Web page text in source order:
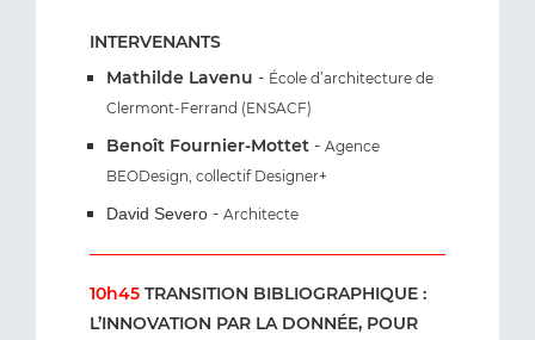
INTERVENANTS
Mathilde Lavenu - École d’architecture de
Clermont-Ferrand (ENSACF)
Benoît Fournier-Mottet - Agence
BEODesign, collectif Designer+
David Severo - Architecte
10h45 TRANSITION BIBLIOGRAPHIQUE :
L’INNOVATION PAR LA DONNÉE, POUR